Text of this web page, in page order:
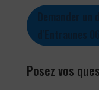
Posez vos